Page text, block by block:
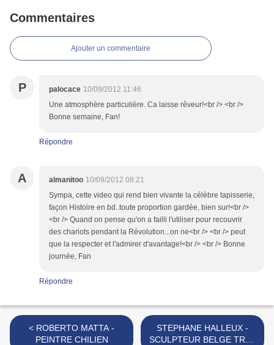
Commentaires
Ajouter un commentaire
P palocace 10/09/2012 11:46
Une atmosphère particulière. Ca laisse rêveur!<br /> <br />
Bonne semaine, Fan!
Répondre
A almanitoo 10/09/2012 08:21
Sympa, cette video qui rend bien vivante la célèbre tapisserie,
façon Histoire en bd..toute proportion gardée, bien sur!<br />
<br /> Quand on pense qu'on a failli l'utiliser pour recouvrir
des chariots pendant la Révolution...on ne<br /> <br /> peut
que la respecter et l'admirer d'avantage!<br /> <br /> Bonne
journée, Fan
Répondre
< ROBERTO MATTA -
PEINTRE CHILIEN
STEPHANE HALLEUX -
SCULPTEUR BELGE TRES